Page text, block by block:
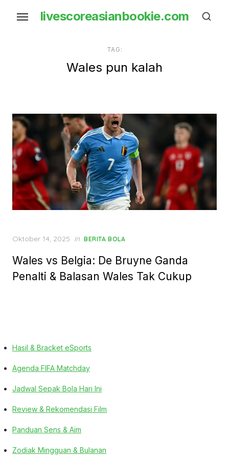
livescoreasianbookie.com
TAG:
Wales pun kalah
Posted
Oktober 14, 2025 in BERITA BOLA
Wales vs Belgia: De Bruyne Ganda
Penalti & Balasan Wales Tak Cukup
Hasil & Bracket eSports
Agenda FIFA Matchday
Jadwal Sepak Bola Hari Ini
Review & Rekomendasi Film
Panduan Sens & Aim
Zodiak Mingguan & Bulanan